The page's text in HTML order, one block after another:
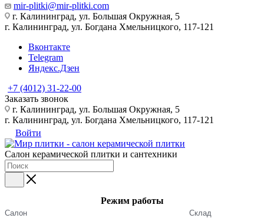
mir-plitki@mir-plitki.com
г. Калининград, ул. Большая Окружная, 5
г. Калининград, ул. Богдана Хмельницкого, 117-121
Вконтакте
Telegram
Яндекс.Дзен
+7 (4012) 31-22-00
Заказать звонок
г. Калининград, ул. Большая Окружная, 5
г. Калининград, ул. Богдана Хмельницкого, 117-121
Войти
Салон керамической плитки и сантехники
Режим работы
Салон Склад